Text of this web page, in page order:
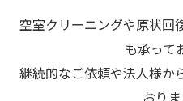
空室クリーニングや原状回
も承って
継続的なご依頼や法人様か